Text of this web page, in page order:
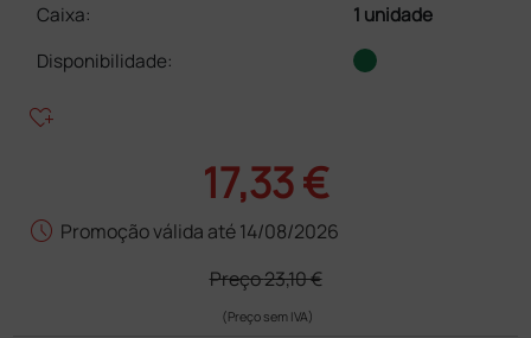
Caixa:
1 unidade
Disponibilidade:
heart_plus
17,33 €
schedule Promoção válida até 14/08/2026
Preço23,10 €
(Preço sem IVA)